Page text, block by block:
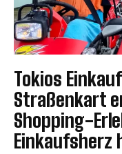
Tokios
Straßenkart
Shopping-
Einkaufsherz